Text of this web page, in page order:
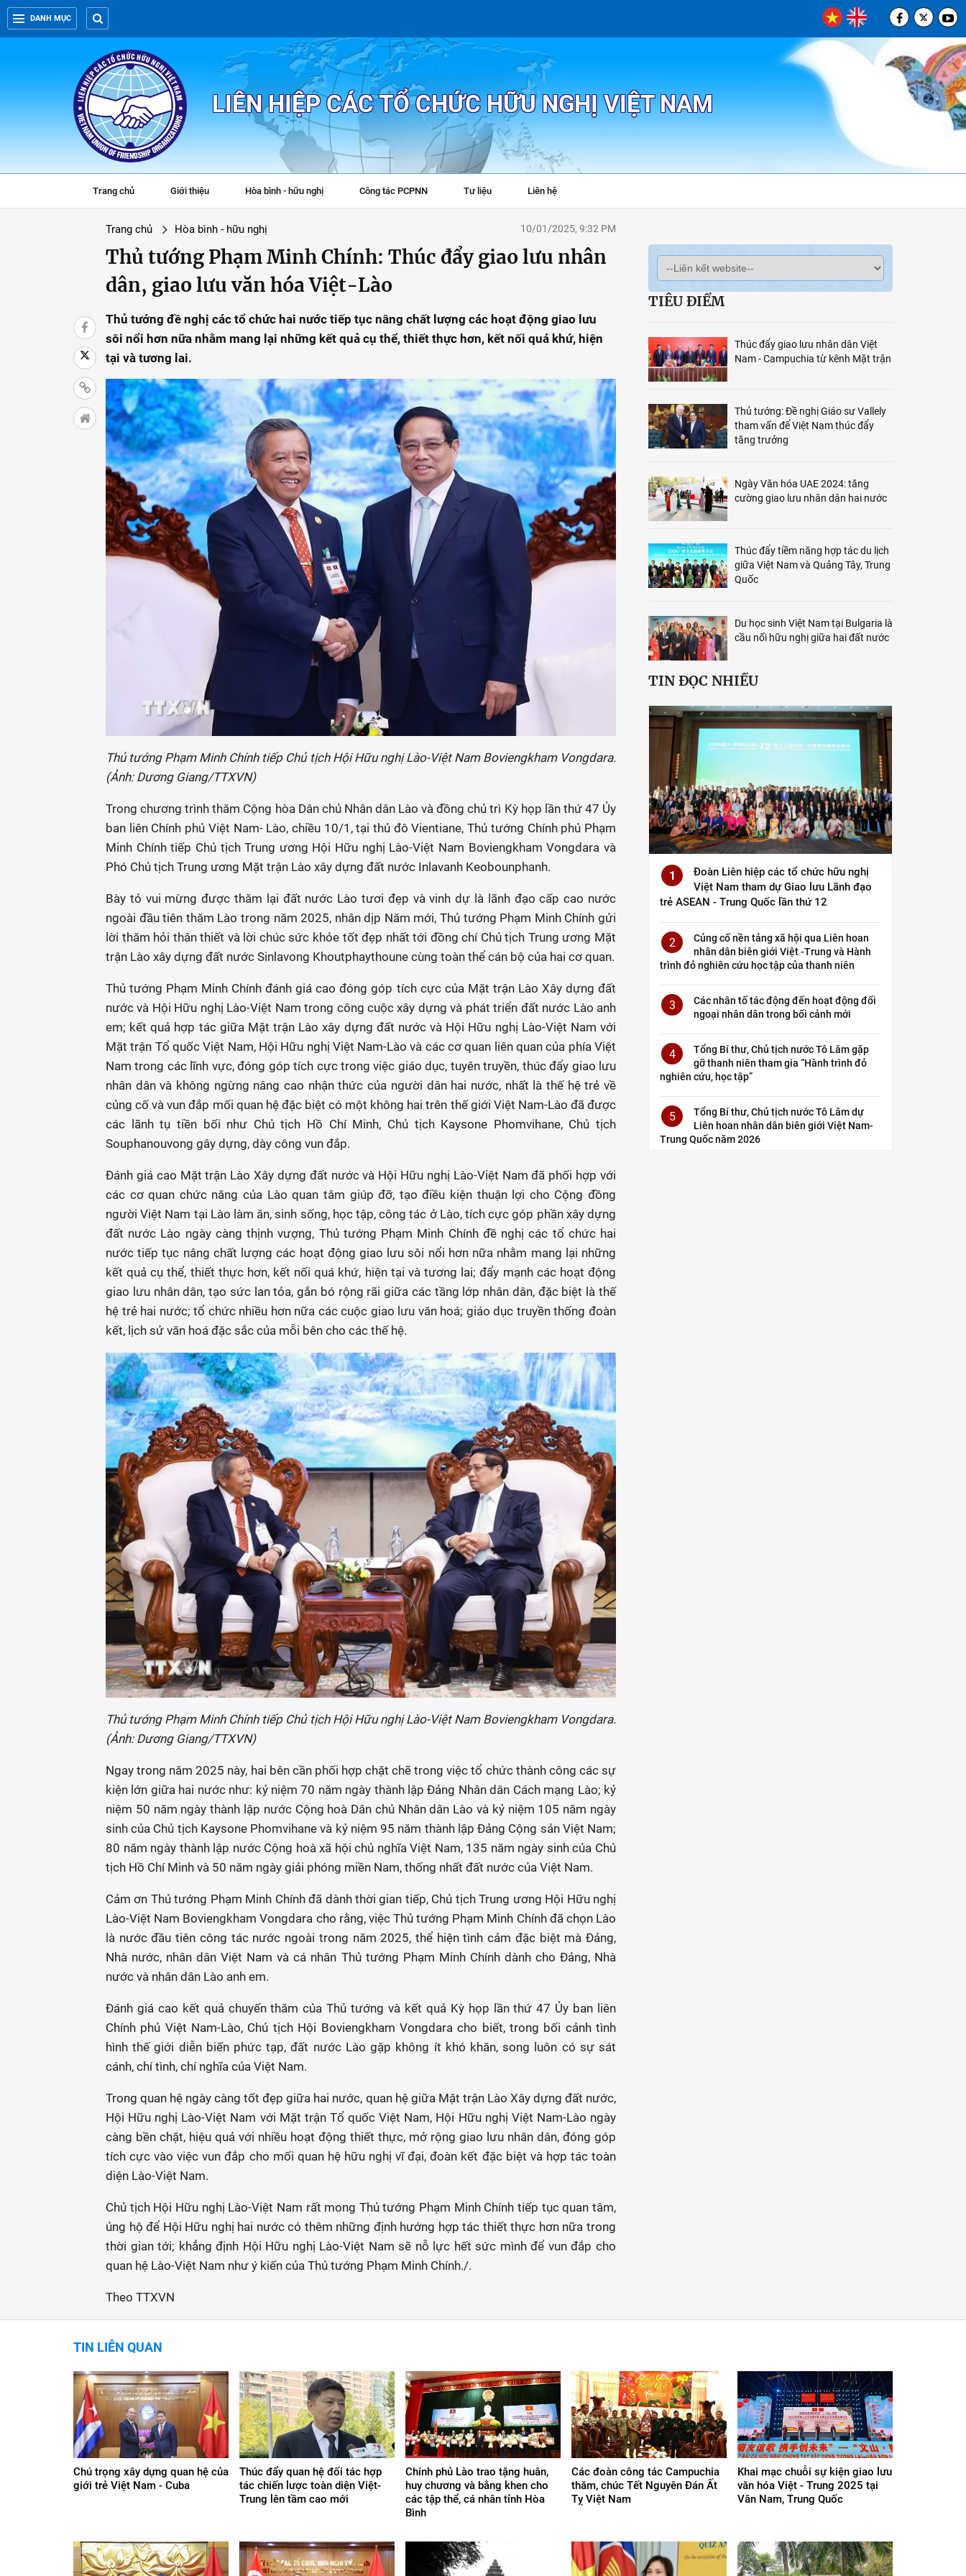
DANH MỤC
LIÊN HIỆP CÁC TỔ CHỨC HỮU NGHỊ VIỆT NAM
Trang chủ Giới thiệu Hòa bình - hữu nghị Công tác PCPNN Tư liệu Liên hệ
Trang chủ Hòa bình - hữu nghị 10/01/2025, 9:32 PM
Thủ tướng Phạm Minh Chính: Thúc đẩy giao lưu nhân
dân, giao lưu văn hóa Việt-Lào
Thủ tướng đề nghị các tổ chức hai nước tiếp tục nâng chất lượng các hoạt động giao lưu
sôi nổi hơn nữa nhằm mang lại những kết quả cụ thể, thiết thực hơn, kết nối quá khứ, hiện
tại và tương lai.
Thủ tướng Phạm Minh Chính tiếp Chủ tịch Hội Hữu nghị Lào-Việt Nam Boviengkham Vongdara.
(Ảnh: Dương Giang/TTXVN)
Trong chương trình thăm Cộng hòa Dân chủ Nhân dân Lào và đồng chủ trì Kỳ họp lần thứ 47 Ủy
ban liên Chính phủ Việt Nam- Lào, chiều 10/1, tại thủ đô Vientiane, Thủ tướng Chính phủ Phạm
Minh Chính tiếp Chủ tịch Trung ương Hội Hữu nghị Lào-Việt Nam Boviengkham Vongdara và
Phó Chủ tịch Trung ương Mặt trận Lào xây dựng đất nước Inlavanh Keobounphanh.
Bày tỏ vui mừng được thăm lại đất nước Lào tươi đẹp và vinh dự là lãnh đạo cấp cao nước
ngoài đầu tiên thăm Lào trong năm 2025, nhân dịp Năm mới, Thủ tướng Phạm Minh Chính gửi
lời thăm hỏi thân thiết và lời chúc sức khỏe tốt đẹp nhất tới đồng chí Chủ tịch Trung ương Mặt
trận Lào xây dựng đất nước Sinlavong Khoutphaythoune cùng toàn thể cán bộ của hai cơ quan.
Thủ tướng Phạm Minh Chính đánh giá cao đóng góp tích cực của Mặt trận Lào Xây dựng đất
nước và Hội Hữu nghị Lào-Việt Nam trong công cuộc xây dựng và phát triển đất nước Lào anh
em; kết quả hợp tác giữa Mặt trận Lào xây dựng đất nước và Hội Hữu nghị Lào-Việt Nam với
Mặt trận Tổ quốc Việt Nam, Hội Hữu nghị Việt Nam-Lào và các cơ quan liên quan của phía Việt
Nam trong các lĩnh vực, đóng góp tích cực trong việc giáo dục, tuyên truyền, thúc đẩy giao lưu
nhân dân và không ngừng nâng cao nhận thức của người dân hai nước, nhất là thế hệ trẻ về
củng cố và vun đắp mối quan hệ đặc biệt có một không hai trên thế giới Việt Nam-Lào đã được
các lãnh tụ tiền bối như Chủ tịch Hồ Chí Minh, Chủ tịch Kaysone Phomvihane, Chủ tịch
Souphanouvong gây dựng, dày công vun đắp.
Đánh giá cao Mặt trận Lào Xây dựng đất nước và Hội Hữu nghị Lào-Việt Nam đã phối hợp với
các cơ quan chức năng của Lào quan tâm giúp đỡ, tạo điều kiện thuận lợi cho Cộng đồng
người Việt Nam tại Lào làm ăn, sinh sống, học tập, công tác ở Lào, tích cực góp phần xây dựng
đất nước Lào ngày càng thịnh vượng, Thủ tướng Phạm Minh Chính đề nghị các tổ chức hai
nước tiếp tục nâng chất lượng các hoạt động giao lưu sôi nổi hơn nữa nhằm mang lại những
kết quả cụ thể, thiết thực hơn, kết nối quá khứ, hiện tại và tương lai; đẩy mạnh các hoạt động
giao lưu nhân dân, tạo sức lan tỏa, gắn bó rộng rãi giữa các tầng lớp nhân dân, đặc biệt là thế
hệ trẻ hai nước; tổ chức nhiều hơn nữa các cuộc giao lưu văn hoá; giáo dục truyền thống đoàn
kết, lịch sử văn hoá đặc sắc của mỗi bên cho các thế hệ.
Thủ tướng Phạm Minh Chính tiếp Chủ tịch Hội Hữu nghị Lào-Việt Nam Boviengkham Vongdara.
(Ảnh: Dương Giang/TTXVN)
Ngay trong năm 2025 này, hai bên cần phối hợp chặt chẽ trong việc tổ chức thành công các sự
kiện lớn giữa hai nước như: kỷ niệm 70 năm ngày thành lập Đảng Nhân dân Cách mạng Lào; kỷ
niệm 50 năm ngày thành lập nước Cộng hoà Dân chủ Nhân dân Lào và kỷ niệm 105 năm ngày
sinh của Chủ tịch Kaysone Phomvihane và kỷ niệm 95 năm thành lập Đảng Cộng sản Việt Nam;
80 năm ngày thành lập nước Cộng hoà xã hội chủ nghĩa Việt Nam, 135 năm ngày sinh của Chủ
tịch Hồ Chí Minh và 50 năm ngày giải phóng miền Nam, thống nhất đất nước của Việt Nam.
Cảm ơn Thủ tướng Phạm Minh Chính đã dành thời gian tiếp, Chủ tịch Trung ương Hội Hữu nghị
Lào-Việt Nam Boviengkham Vongdara cho rằng, việc Thủ tướng Phạm Minh Chính đã chọn Lào
là nước đầu tiên công tác nước ngoài trong năm 2025, thể hiện tình cảm đặc biệt mà Đảng,
Nhà nước, nhân dân Việt Nam và cá nhân Thủ tướng Phạm Minh Chính dành cho Đảng, Nhà
nước và nhân dân Lào anh em.
Đánh giá cao kết quả chuyến thăm của Thủ tướng và kết quả Kỳ họp lần thứ 47 Ủy ban liên
Chính phủ Việt Nam-Lào, Chủ tịch Hội Boviengkham Vongdara cho biết, trong bối cảnh tình
hình thế giới diễn biến phức tạp, đất nước Lào gặp không ít khó khăn, song luôn có sự sát
cánh, chí tình, chí nghĩa của Việt Nam.
Trong quan hệ ngày càng tốt đẹp giữa hai nước, quan hệ giữa Mặt trận Lào Xây dựng đất nước,
Hội Hữu nghị Lào-Việt Nam với Mặt trận Tổ quốc Việt Nam, Hội Hữu nghị Việt Nam-Lào ngày
càng bền chặt, hiệu quả với nhiều hoạt động thiết thực, mở rộng giao lưu nhân dân, đóng góp
tích cực vào việc vun đắp cho mối quan hệ hữu nghị vĩ đại, đoàn kết đặc biệt và hợp tác toàn
diện Lào-Việt Nam.
Chủ tịch Hội Hữu nghị Lào-Việt Nam rất mong Thủ tướng Phạm Minh Chính tiếp tục quan tâm,
ủng hộ để Hội Hữu nghị hai nước có thêm những định hướng hợp tác thiết thực hơn nữa trong
thời gian tới; khẳng định Hội Hữu nghị Lào-Việt Nam sẽ nỗ lực hết sức mình để vun đắp cho
quan hệ Lào-Việt Nam như ý kiến của Thủ tướng Phạm Minh Chính./.
Theo TTXVN
TIÊU ĐIỂM
Thúc đẩy giao lưu nhân dân Việt
Nam - Campuchia từ kênh Mặt trận
Thủ tướng: Đề nghị Giáo sư Vallely
tham vấn để Việt Nam thúc đẩy
tăng trưởng
Ngày Văn hóa UAE 2024: tăng
cường giao lưu nhân dân hai nước
Thúc đẩy tiềm năng hợp tác du lịch
giữa Việt Nam và Quảng Tây, Trung
Quốc
Du học sinh Việt Nam tại Bulgaria là
cầu nối hữu nghị giữa hai đất nước
TIN ĐỌC NHIỀU
1
Đoàn Liên hiệp các tổ chức hữu nghị
Việt Nam tham dự Giao lưu Lãnh đạo
trẻ ASEAN - Trung Quốc lần thứ 12
2
Củng cố nền tảng xã hội qua Liên hoan
nhân dân biên giới Việt -Trung và Hành
trình đỏ nghiên cứu học tập của thanh niên
3
Các nhân tố tác động đến hoạt động đối
ngoại nhân dân trong bối cảnh mới
4
Tổng Bí thư, Chủ tịch nước Tô Lâm gặp
gỡ thanh niên tham gia “Hành trình đỏ
nghiên cứu, học tập”
5
Tổng Bí thư, Chủ tịch nước Tô Lâm dự
Liên hoan nhân dân biên giới Việt Nam-
Trung Quốc năm 2026
TIN LIÊN QUAN
Chú trọng xây dựng quan hệ của
giới trẻ Việt Nam - Cuba
Thúc đẩy quan hệ đối tác hợp
tác chiến lược toàn diện Việt-
Trung lên tầm cao mới
Chính phủ Lào trao tặng huân,
huy chương và bằng khen cho
các tập thể, cá nhân tỉnh Hòa
Bình
Các đoàn công tác Campuchia
thăm, chúc Tết Nguyên Đán Ất
Tỵ Việt Nam
Khai mạc chuỗi sự kiện giao lưu
văn hóa Việt - Trung 2025 tại
Vân Nam, Trung Quốc